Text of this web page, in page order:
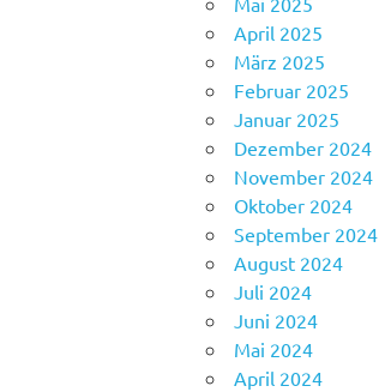
April 2025
März 2025
Februar 2025
Januar 2025
Dezember 2024
November 2024
Oktober 2024
September 2024
August 2024
Juli 2024
Juni 2024
Mai 2024
April 2024